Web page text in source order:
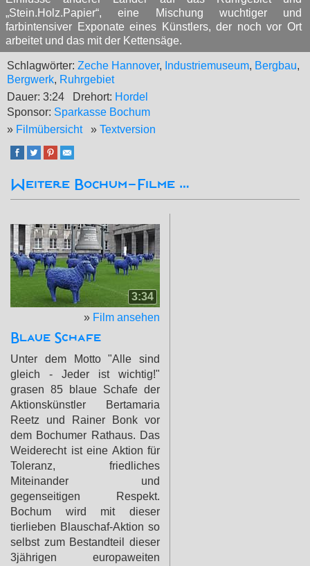
„Stein.Holz.Papier“, eine Mischung wuchtiger und
farbintensiver Exponate eines Künstlers, der noch vor Ort
arbeitet und das mit der Kettensäge.
Schlagwörter: Zeche Hannover, Industriemuseum, Bergbau,
Bergwerk, Ruhrgebiet
Dauer: 3:24
Drehort: Hordel
Sponsor: Sparkasse Bochum
» Filmübersicht » Textversion
Weitere Bochum-Filme …
3:34
» Film ansehen
Blaue Schafe
Unter dem Motto "Alle sind
gleich - Jeder ist wichtig!"
grasen 85 blaue Schafe der
Aktionskünstler Bertamaria
Reetz und Rainer Bonk vor
dem Bochumer Rathaus. Das
Weiderecht ist eine Aktion für
Toleranz, friedliches
Miteinander und
gegenseitigen Respekt.
Bochum wird mit dieser
tierlieben Blauschaf-Aktion so
selbst zum Bestandteil dieser
3jährigen europaweiten